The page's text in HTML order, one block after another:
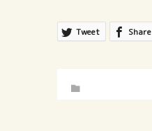
Tweet Share